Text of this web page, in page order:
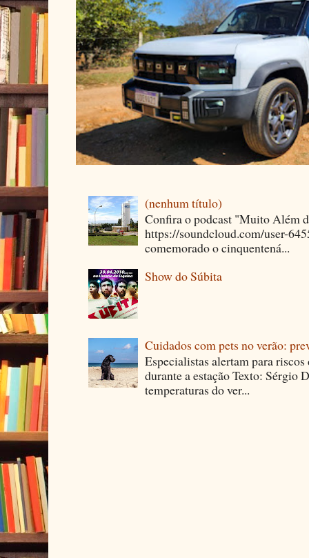
(nenhum título)
Confira o podcast "Muito Além
https://soundcloud.com/user-
comemorado o cinquentená...
Show do Súbita
Cuidados com pets no verão:
Especialistas alertam para
durante a estação Texto: Sérgio
temperaturas do ver...